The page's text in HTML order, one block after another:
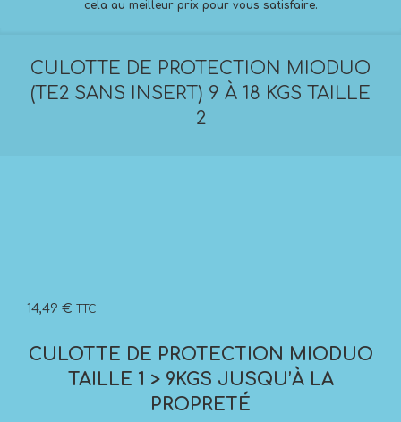
cela au meilleur prix pour vous satisfaire.
CULOTTE DE PROTECTION MIODUO
(TE2 SANS INSERT) 9 À 18 KGS TAILLE
2
14,49 € TTC
CULOTTE DE PROTECTION MIODUO
TAILLE 1 > 9KGS JUSQU’À LA
PROPRETÉ